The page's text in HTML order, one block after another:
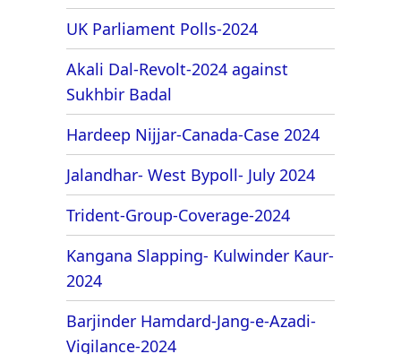
UK Parliament Polls-2024
Akali Dal-Revolt-2024 against
Sukhbir Badal
Hardeep Nijjar-Canada-Case 2024
Jalandhar- West Bypoll- July 2024
Trident-Group-Coverage-2024
Kangana Slapping- Kulwinder Kaur-
2024
Barjinder Hamdard-Jang-e-Azadi-
Vigilance-2024